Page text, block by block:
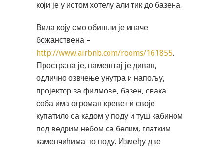
који је у истом хотелу али тик до базена.
Вила коју смо обишли је иначе
божанствена –
http://www.airbnb.com/rooms/161855.
Пространа је, намештај је диван,
одлично озвчење унутра и напољу,
пројектор за филмове, базен, свака
соба има огроман кревет и своје
купатило са кадом у поду и туш кабином
под ведрим небом са белим, глатким
каменчићима по поду. Између две